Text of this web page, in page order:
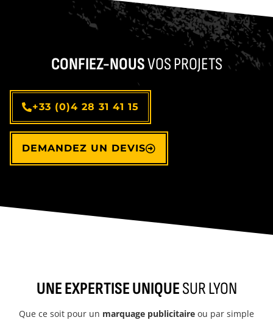
CONFIEZ-NOUSVOS PROJETS
+33 (0)4 28 31 41 15
DEMANDEZ UN DEVIS
UNE EXPERTISE UNIQUESUR LYON
Que ce soit pour un marquage publicitaire ou par simple